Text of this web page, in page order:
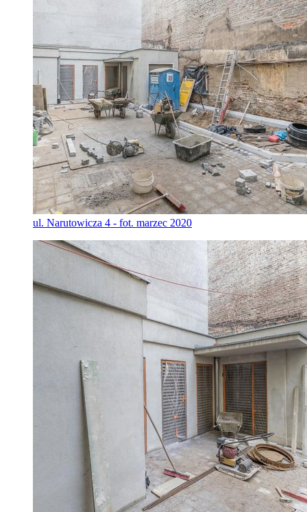
ul. Narutowicza 4 - fot. marzec 2020